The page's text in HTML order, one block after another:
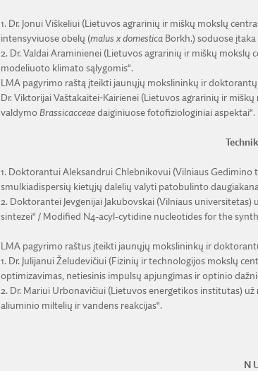
1. Dr. Jonui Viškeliui (Lietuvos agrarinių ir miškų mokslų
intensyviuose obelų (malus x domesticaBorkh.) soduose įtaka
2. Dr. Valdai Araminienei (Lietuvos agrarinių ir miškų mokslų
modeliuoto klimato sąlygomis“.
LMA pagyrimo raštą įteikti jaunųjų mokslininkų ir
Dr. Viktorijai Vaštakaitei-Kairienei (Lietuvos agrarinių ir
valdymo Brassicacceae daiginiuose fotofiziologiniai aspektai“.
1. Doktorantui Aleksandrui Chlebnikovui (Vilniaus
smulkiadispersių kietųjų dalelių valyti patobulinto
2. Doktorantei Jevgenijai Jakubovskai (Vilniaus universitetas)
sintezei“ / Modified N4-acyl-cytidine nucleotides for the
LMA pagyrimo raštus įteikti jaunųjų mokslininkų ir
1. Dr. Julijanui Želudevičiui (Fizinių ir technologijos mokslų
optimizavimas, netiesinis impulsų apjungimas ir optinio
2. Dr. Mariui Urbonavičiui (Lietuvos energetikos institutas)
aliuminio miltelių ir vandens reakcijas“.
N